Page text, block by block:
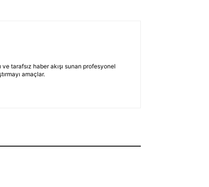
tarafsız haber akışı sunan profesyonel
amaçlar.